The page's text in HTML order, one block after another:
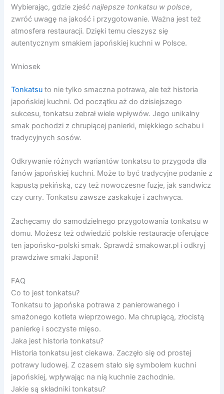
Wybierając, gdzie zjeśćnajlepsze tonkatsu w polsce,
zwróć uwagę na jakość i przygotowanie. Ważna jest też
atmosfera restauracji. Dzięki temu cieszysz się
autentycznym smakiem japońskiej kuchni w Polsce.
Wniosek
Tonkatsu to nie tylko smaczna potrawa, ale też historia
japońskiej kuchni. Od początku aż do dzisiejszego
sukcesu, tonkatsu zebrał wiele wpływów. Jego unikalny
smak pochodzi z chrupiącej panierki, miękkiego schabu i
tradycyjnych sosów.
Odkrywanie różnych wariantów tonkatsu to przygoda dla
fanów japońskiej kuchni. Może to być tradycyjne podanie z
kapustą pekińską, czy też nowoczesne fuzje, jak sandwicz
czy curry. Tonkatsu zawsze zaskakuje i zachwyca.
Zachęcamy do samodzielnego przygotowania tonkatsu w
domu. Możesz też odwiedzić polskie restauracje oferujące
ten japońsko-polski smak. Sprawdź smakowar.pl i odkryj
prawdziwe smaki Japonii!
FAQ
Co to jest tonkatsu?
Tonkatsu to japońska potrawa z panierowanego i
smażonego kotleta wieprzowego. Ma chrupiącą, złocistą
panierkę i soczyste mięso.
Jaka jest historia tonkatsu?
Historia tonkatsu jest ciekawa. Zaczęło się od prostej
potrawy ludowej. Z czasem stało się symbolem kuchni
japońskiej, wpływając na nią kuchnie zachodnie.
Jakie są składniki tonkatsu?